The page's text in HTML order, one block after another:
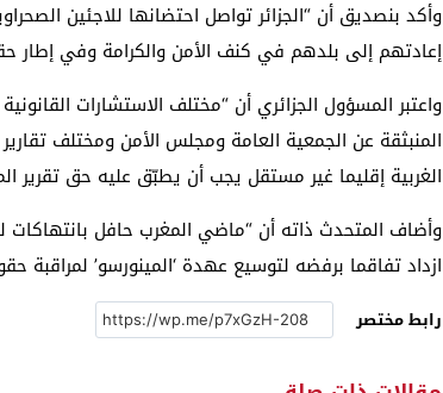
إعادتهم إلى بلدهم في كنف الأمن والكرامة وفي إطار
واعتبر المسؤول الجزائري أن “مختلف الاستشارات
المنبثقة عن الجمعية العامة ومجلس الأمن ومختلف تقارير
الغربية إقليما غير مستقل يجب أن يطبّق عليه حق تقرير
​وأضاف المتحدث ذاته أن “ماضي المغرب حافل بانتهاكات
ازداد تفاقما برفضه لتوسيع عهدة ‘المينورسو’ لمراقبة
رابط مختصر